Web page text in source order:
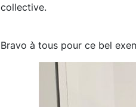
collective.
Bravo à tous pour ce bel